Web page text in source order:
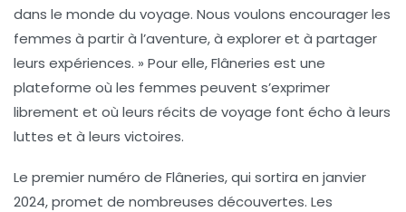
dans le monde du voyage. Nous voulons encourager les
femmes à partir à l’aventure, à explorer et à partager
leurs expériences. » Pour elle,Flâneries est une
plateforme où les femmes peuvent s’exprimer
librement et où leurs récits de voyage font écho à leurs
luttes et à leurs victoires.
Le premier numéro de Flâneries, qui sortira en janvier
2024, promet de nombreuses découvertes. Les